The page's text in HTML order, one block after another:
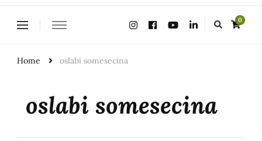
0
Home oslabi somesecina
oslabi somesecina